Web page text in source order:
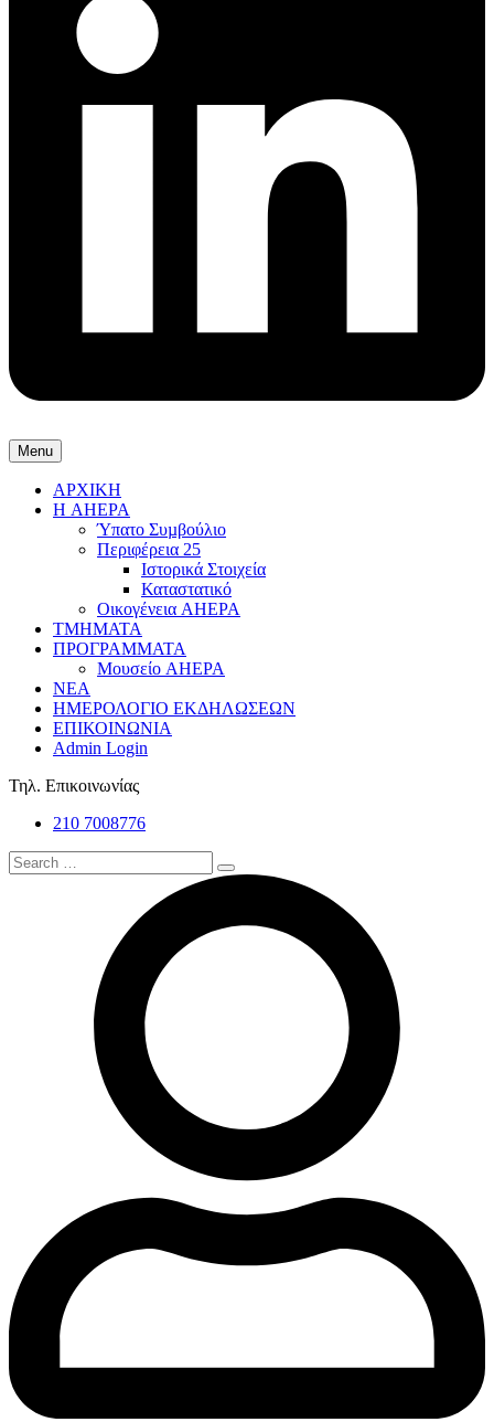
Menu
ΑΡΧΙΚΗ
Η AHEPA
Ύπατο Συµβούλιο
Περιφέρεια 25
Ιστορικά Στοιχεία
Καταστατικό
Οικογένεια AHEPA
ΤΜΗΜΑΤΑ
ΠΡΟΓΡΑΜΜΑΤΑ
Μουσείο AHEPA
ΝΕΑ
ΗΜΕΡΟΛΟΓΙΟ ΕΚΔΗΛΩΣΕΩΝ
ΕΠΙΚΟΙΝΩΝΙΑ
Admin Login
Τηλ. Επικοινωνίας
210 7008776